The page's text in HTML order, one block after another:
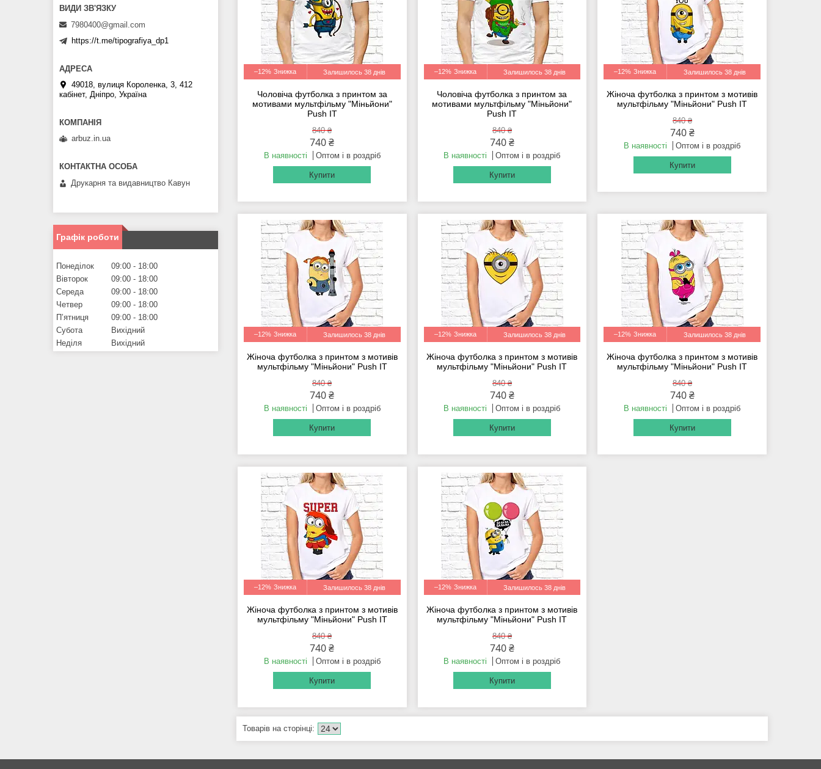
–12% Залишилось 38 днів
Чоловіча футболка з принтом за
мотивами мультфільму "Міньйони"
Push IT
840 ₴
740 ₴
В наявності Оптом і в роздріб
Купити
–12% Залишилось 38 днів
Чоловіча футболка з принтом за
мотивами мультфільму "Міньйони"
Push IT
840 ₴
740 ₴
В наявності Оптом і в роздріб
Купити
–12% Залишилось 38 днів
Жіноча футболка з принтом з мотивів
мультфільму "Міньйони" Push IT
840 ₴
740 ₴
В наявності Оптом і в роздріб
Купити
–12% Залишилось 38 днів
Жіноча футболка з принтом з мотивів
мультфільму "Міньйони" Push IT
840 ₴
740 ₴
В наявності Оптом і в роздріб
Купити
–12% Залишилось 38 днів
Жіноча футболка з принтом з мотивів
мультфільму "Міньйони" Push IT
840 ₴
740 ₴
В наявності Оптом і в роздріб
Купити
–12% Залишилось 38 днів
Жіноча футболка з принтом з мотивів
мультфільму "Міньйони" Push IT
840 ₴
740 ₴
В наявності Оптом і в роздріб
Купити
–12% Залишилось 38 днів
Жіноча футболка з принтом з мотивів
мультфільму "Міньйони" Push IT
840 ₴
740 ₴
В наявності Оптом і в роздріб
Купити
–12% Залишилось 38 днів
Жіноча футболка з принтом з мотивів
мультфільму "Міньйони" Push IT
840 ₴
740 ₴
В наявності Оптом і в роздріб
Купити
7980400@gmail.com
https://t.me/tipografiya_dp1
49018, вулиця Короленка, 3, 412
кабінет, Дніпро, Україна
arbuz.in.ua
Друкарня та видавництво Кавун
Графік роботи
Понеділок 09:00
18:00
Вівторок
09:00
18:00
Середа
09:00
18:00
Четвер
09:00
18:00
Пʼятниця
09:00
18:00
Субота
Вихідний
Неділя
Вихідний